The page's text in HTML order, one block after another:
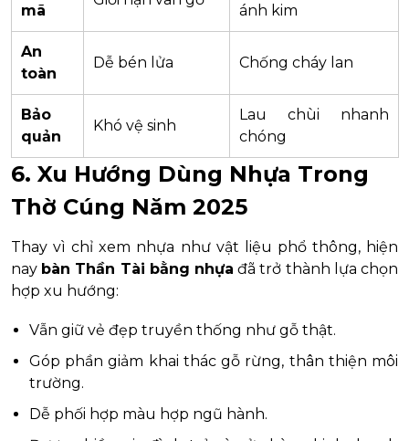
mã
ánh kim
An
toàn
Dễ bén lửa Chống cháy lan
Bảo
quản
Khó vệ sinh
Lau chùi nhanh
chóng
6. Xu Hướng Dùng Nhựa Trong
Thờ Cúng Năm 2025
Thay vì chỉ xem nhựa như vật liệu phổ thông, hiện
nay bàn Thần Tài bằng nhựa đã trở thành lựa chọn
hợp xu hướng:
Vẫn giữ vẻ đẹp truyền thống như gỗ thật.
Góp phần giảm khai thác gỗ rừng, thân thiện môi
trường.
Dễ phối hợp màu hợp ngũ hành.